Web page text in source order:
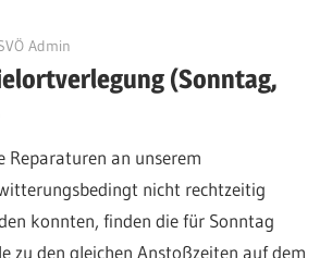
Admin
(Sonntag,
Reparaturen an unserem
nicht rechtzeitig
konnten, finden die für Sonntag
zu den gleichen Anstoßzeiten auf dem